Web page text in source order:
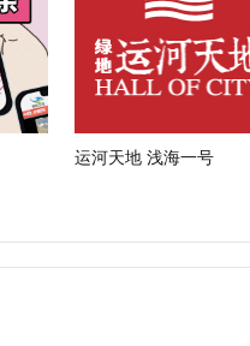
运河天地 浅海一号